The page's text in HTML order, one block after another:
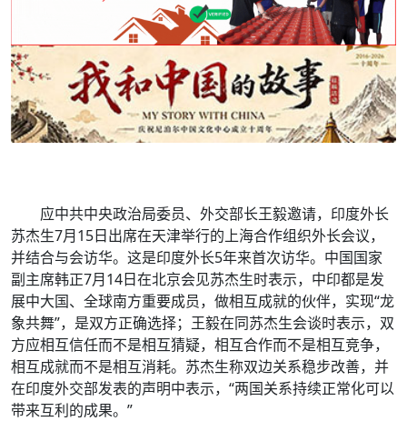
应中共中央政治局委员、外交部长王毅邀请，印度外长
苏杰生7月15日出席在天津举行的上海合作组织外长会议，
并结合与会访华。这是印度外长5年来首次访华。中国国家
副主席韩正7月14日在北京会见苏杰生时表示，中印都是发
展中大国、全球南方重要成员，做相互成就的伙伴，实现“龙
象共舞”，是双方正确选择；王毅在同苏杰生会谈时表示，双
方应相互信任而不是相互猜疑，相互合作而不是相互竞争，
相互成就而不是相互消耗。苏杰生称双边关系稳步改善，并
在印度外交部发表的声明中表示，“两国关系持续正常化可以
带来互利的成果。”